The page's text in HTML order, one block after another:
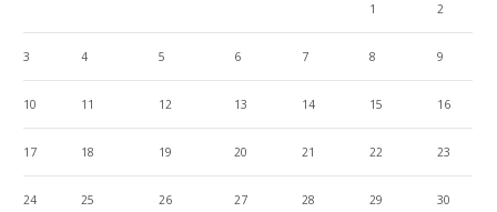
1 2
3 4 5 6 7 8 9
10 11 12 13 14 15 16
17 18 19 20 21 22 23
24 25 26 27 28 29 30